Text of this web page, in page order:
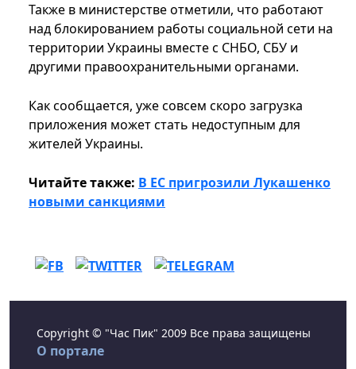
Также в министерстве отметили, что работают
над блокированием работы социальной сети на
территории Украины вместе с СНБО, СБУ и
другими правоохранительными органами.
Как сообщается, уже совсем скоро загрузка
приложения может стать недоступным для
жителей Украины.
Читайте также: В ЕС пригрозили Лукашенко
новыми санкциями
Copyright © "Час Пик" 2009 Все права защищены
О портале